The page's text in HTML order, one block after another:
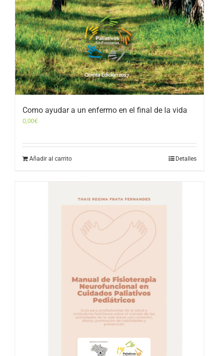
Como ayudar a un enfermo en el final de la vida
0,00€
Añadir al carrito Detalles